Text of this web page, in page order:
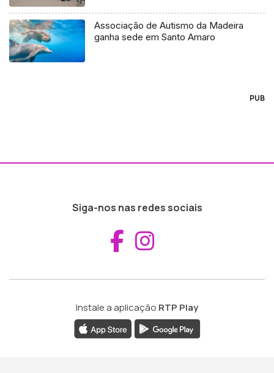
Associação de Autismo da Madeira
ganha sede em Santo Amaro
PUB
Siga-nos nas redes sociais
Aceder ao
Instale a aplicação RTP Play